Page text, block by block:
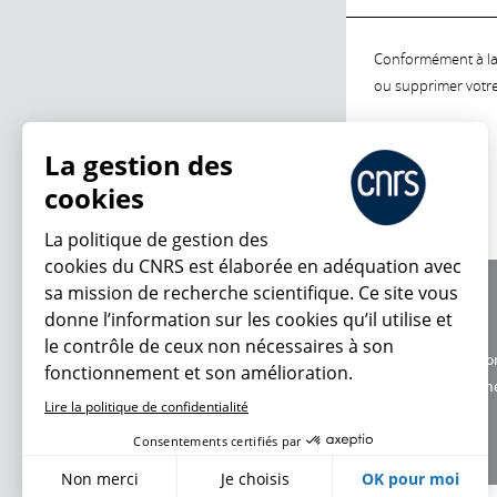
Conformément à
ou supprimer
Charte
Données
La gestion des
cookies
La politique de gestion des
cookies du CNRS est élaborée en adéquation avec
sa mission de recherche scientifique. Ce site vous
donne l’information sur les cookies qu’il utilise et
le contrôle de ceux non nécessaires à son
fonctionnement et son amélioration.
Lire la politique de confidentialité
Consentements certifiés par
Non merci Je choisis OK pour moi